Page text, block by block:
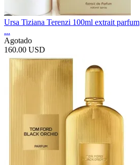
Ursa Tiziana Terenzi 100ml extrait parfum
...
Agotado
160.00 USD